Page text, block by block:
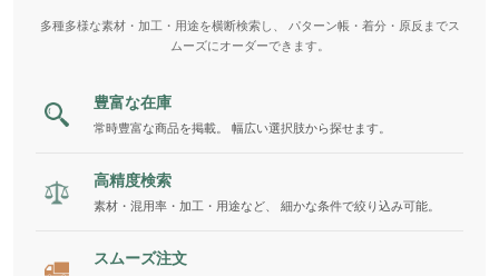
多種多様な素材・加工・用途を横断検索し、 パターン帳・着分・原反までス
ムーズにオーダーできます。
豊富な在庫
常時豊富な商品を掲載。 幅広い選択肢から探せます。
高精度検索
素材・混用率・加工・用途など、 細かな条件で絞り込み可能。
スムーズ注文